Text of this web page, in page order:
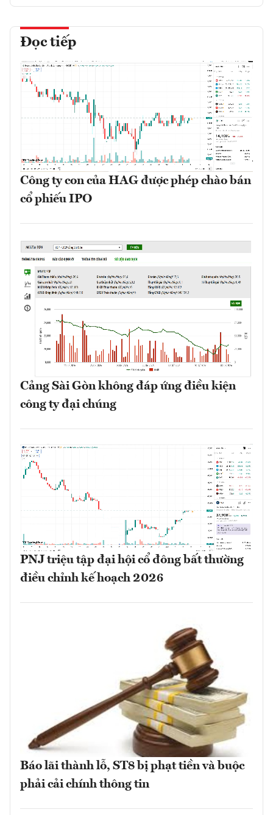
Đọc tiếp
Công ty con của HAG được phép chào bán
cổ phiếu IPO
Cảng Sài Gòn không đáp ứng điều kiện
công ty đại chúng
PNJ triệu tập đại hội cổ đông bất thường
điều chỉnh kế hoạch 2026
Báo lãi thành lỗ, ST8 bị phạt tiền và buộc
phải cải chính thông tin